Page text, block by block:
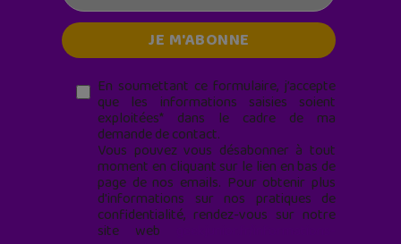
En soumettant ce formulaire, j’accepte
que les informations saisies soient
exploitées* dans le cadre de ma
demande de contact.
Vous pouvez vous désabonner à tout
moment en cliquant sur le lien en bas de
page de nos emails. Pour obtenir plus
d'informations sur nos pratiques de
confidentialité, rendez-vous sur notre
site web